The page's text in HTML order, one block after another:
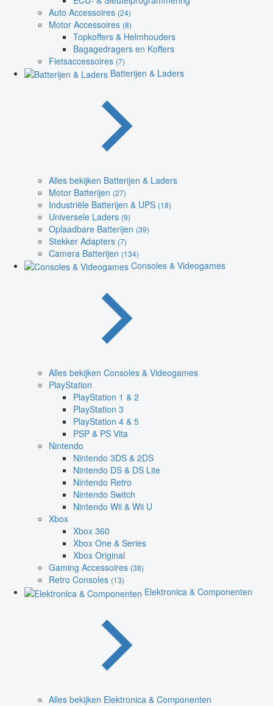
Auto Accessoires (24)
Motor Accessoires (8)
Topkoffers & Helmhouders
Bagagedragers en Koffers
Fietsaccessoires (7)
Batterijen & Laders
Alles bekijken Batterijen & Laders
Motor Batterijen (27)
Industriële Batterijen & UPS (18)
Universele Laders (9)
Oplaadbare Batterijen (39)
Stekker Adapters (7)
Camera Batterijen (134)
Consoles & Videogames
Alles bekijken Consoles & Videogames
PlayStation
PlayStation 1 & 2
PlayStation 3
PlayStation 4 & 5
PSP & PS Vita
Nintendo
Nintendo 3DS & 2DS
Nintendo DS & DS Lite
Nintendo Retro
Nintendo Switch
Nintendo Wii & Wii U
Xbox
Xbox 360
Xbox One & Series
Xbox Original
Gaming Accessoires (38)
Retro Consoles (13)
Elektronica & Componenten
Alles bekijken Elektronica & Componenten